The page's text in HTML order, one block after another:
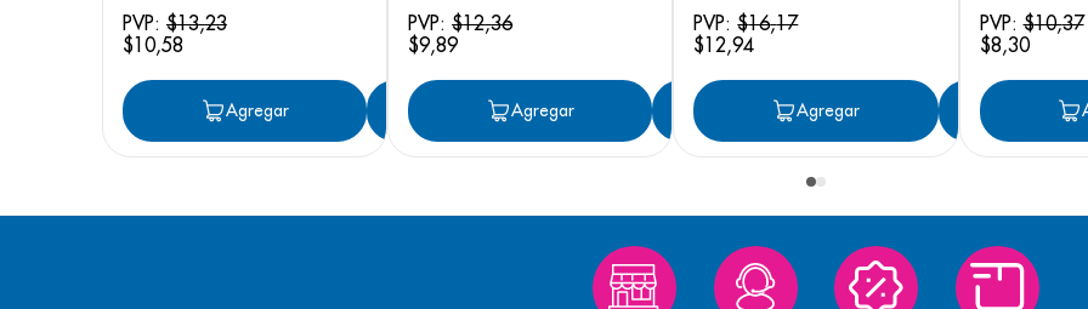
unidades
PVP: $13,23
$10,58
Agregar Agregar
small/medium 18
unidades
PVP:$12,36
$9,89
Agregar Agregar
PVP:$16,17
$12,94
Agregar
PVP:$10,37
$8,30